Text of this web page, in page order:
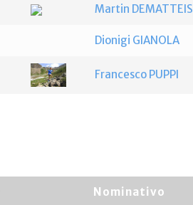
Martin DEMATTEIS
Dionigi GIANOLA
Francesco PUPPI
Nominativo